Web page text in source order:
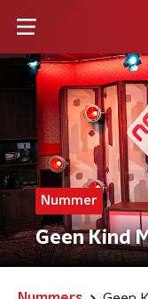
Nummer
Geen Kind